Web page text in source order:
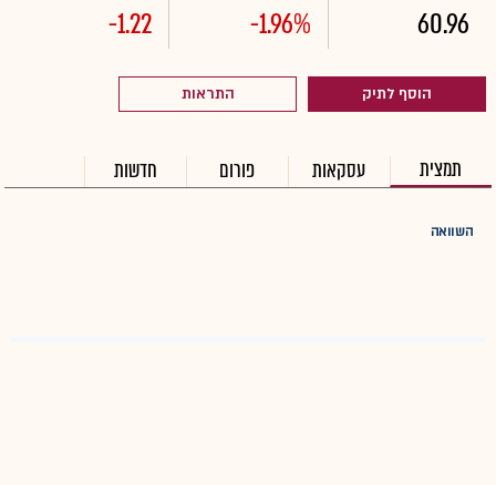
60.96
-1.96%
-1.22
הוסף לתיק התראות
תמצית עסקאות פורום חדשות
השוואה